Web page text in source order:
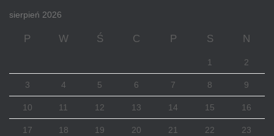
sierpień 2026
P W Ś C P S N
1 2
3 4 5 6 7 8 9
10 11 12 13 14 15 16
17 18 19 20 21 22 23